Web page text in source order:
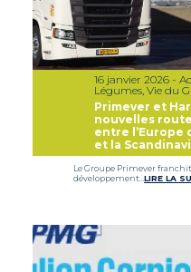
16 janvier 2026 -
Légumes, Vie du
Primever et
nouvelles
entre l’Europe
et la
Le Groupe Primever
développement… LIRE LA